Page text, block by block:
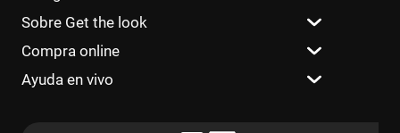
Sobre Get the look
Compra online
Ayuda en vivo